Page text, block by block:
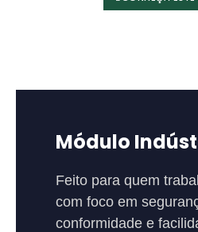
Módulo
Feito para quem
com foco em
conformidade e